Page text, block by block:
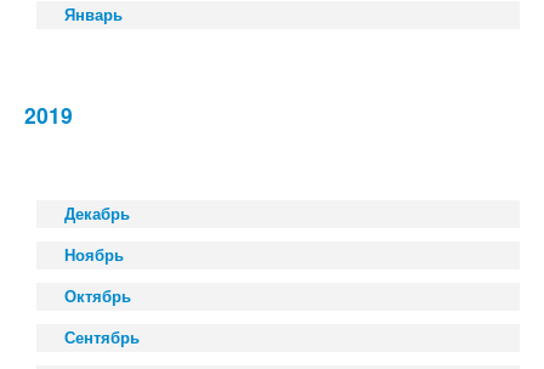
Январь
2019
Декабрь
Ноябрь
Октябрь
Сентябрь